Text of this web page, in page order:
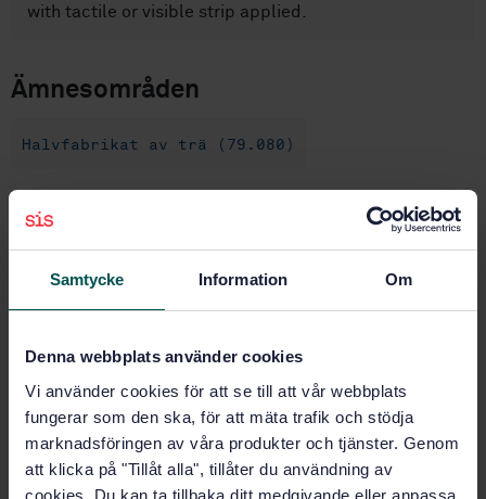
Samtycke Information Om
Denna webbplats använder cookies
Vi använder cookies för att se till att vår webbplats
fungerar som den ska, för att mäta trafik och stödja
marknadsföringen av våra produkter och tjänster. Genom
att klicka på "Tillåt alla", tillåter du användning av
cookies. Du kan ta tillbaka ditt medgivande eller anpassa
with tactile or visible strip applied.
Ämnesområden
Halvfabrikat av trä (79.080)
Köp denna standard
STANDARD
SVENSK STANDARD· SS-EN 14342:2005
överensstämmelse och märkning
Prenumerera på standarden - Läs mer
Pris:
Lägg i varukorgen